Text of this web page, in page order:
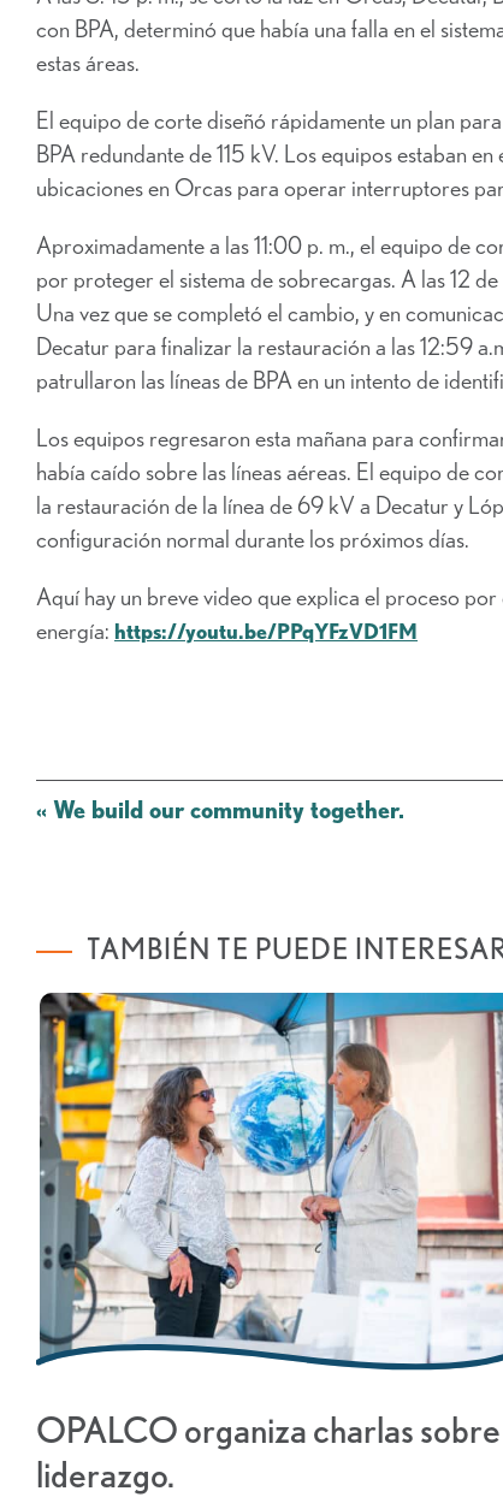
con BPA, determinó que había una falla en el
estas áreas.
El equipo de corte diseñó rápidamente un plan
BPA redundante de 115 kV. Los equipos estaban
ubicaciones en Orcas para operar interruptores
Aproximadamente a las 11:00 p. m., el equipo de
por proteger el sistema de sobrecargas. A las 12
Una vez que se completó el cambio, y en
Decatur para finalizar la restauración a las 12:59
patrullaron las líneas de BPA en un intento de
Los equipos regresaron esta mañana para
había caído sobre las líneas aéreas. El equipo de
la restauración de la línea de 69 kV a Decatur y
configuración normal durante los próximos días.
Aquí hay un breve video que explica el proceso
energía: https://youtu.be/PPqYFzVD1FM
Mensaje
« We build our community together.
TAMBIÉN TE PUEDE
OPALCO organiza charlas sobre
liderazgo.